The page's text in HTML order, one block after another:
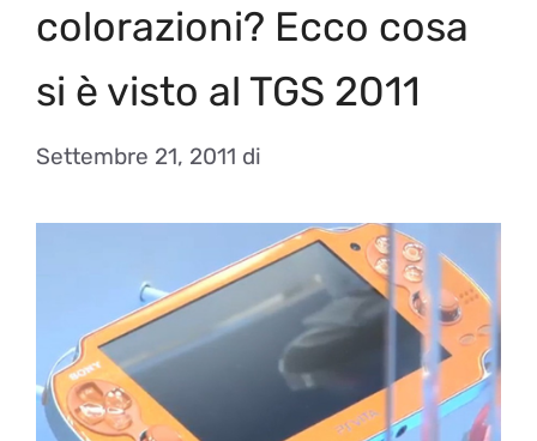
colorazioni? Ecco cosa
si è visto al TGS 2011
Settembre 21, 2011 di